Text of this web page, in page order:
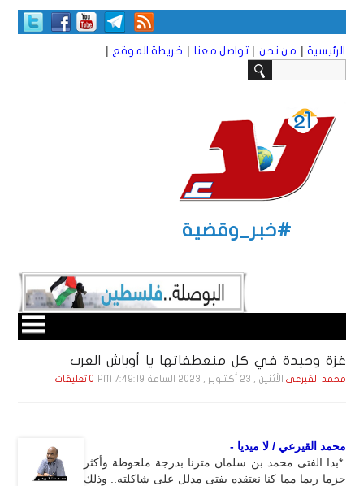
الرئيسية | من نحن | تواصل معنا | خريطة الموقع |
#خبر_وقضية
غزة وحيدة في كل منعطفاتها يا أوباش العرب
محمد القيرعي الأثنين , 23 أكـتـوبـر , 2023 الساعة 7:49:19 PM 0 تعليقات
محمد القيرعي / لا ميديا -
*بدا الفتى محمد بن سلمان متزنا بدرجة ملحوظة وأكثر
حزما ربما مما كنا نعتقده بفتى مدلل على شاكلته.. وذلك